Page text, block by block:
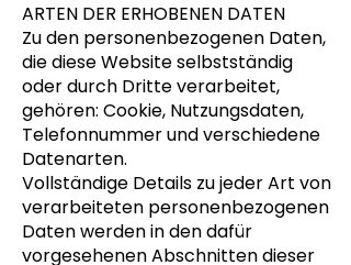
ARTEN DER ERHOBENEN DATEN
Zu den personenbezogenen Daten,
die diese Website selbstständig
oder durch Dritte verarbeitet,
gehören: Cookie, Nutzungsdaten,
Telefonnummer und verschiedene
Datenarten.
Vollständige Details zu jeder Art von
verarbeiteten personenbezogenen
Daten werden in den dafür
vorgesehenen Abschnitten dieser